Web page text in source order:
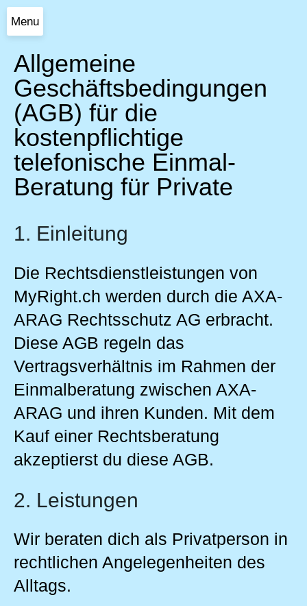
Menu
Allgemeine
Geschäftsbedingungen
(AGB) für die
kostenpflichtige
telefonische Einmal-
Beratung für Private
1. Einleitung
Die Rechtsdienstleistungen von
MyRight.ch werden durch die AXA-
ARAG Rechtsschutz AG erbracht.
Diese AGB regeln das
Vertragsverhältnis im Rahmen der
Einmalberatung zwischen AXA-
ARAG und ihren Kunden. Mit dem
Kauf einer Rechtsberatung
akzeptierst du diese AGB.
2. Leistungen
Wir beraten dich als Privatperson in
rechtlichen Angelegenheiten des
Alltags.